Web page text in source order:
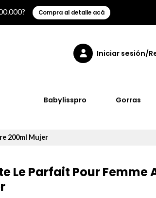
Compra al detalle acá
Iniciar sesión/
Babylisspro Gorras
200ml Mujer
Le Parfait Pour Femme